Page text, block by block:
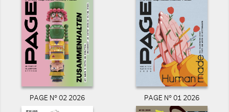
PAGE N° 02 2026 PAGE N° 01 2026